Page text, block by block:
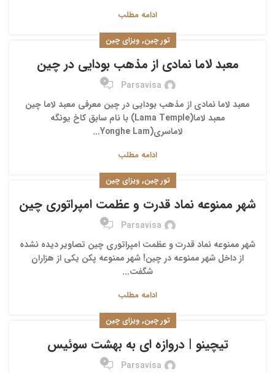
ادامه مطلب
تور چین,ویزای چین
معبد لاما نمادی از مذهب بودایی در چین
Parsavisa
0
معبد لاما نمادی از مذهب بودایی در چین معرفی معبد لاما چین
معبد لاما(Lama Temple) با نام سابق کاخ یونگه
لاماسری(Yonghe Lam...
ادامه مطلب
تور چین,ویزای چین
شهر ممنوعه نماد قدرت و عظمت امپراتوری چین
Parsavisa
0
شهر ممنوعه نماد قدرت و عظمت امپراتوری چین تصاویر دیده نشده
از داخل شهر ممنوعه در چین! شهر ممنوعه پکن یکی از هزاران
شگفت...
ادامه مطلب
تور چین,ویزای چین
تیچینو | دروازه ای به بهشت سوئیس
Parsavisa
0